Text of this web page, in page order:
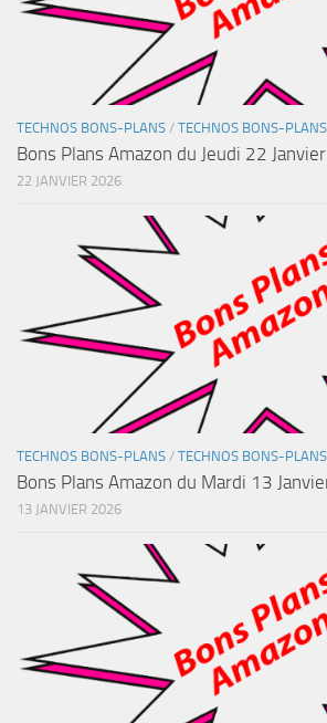
TECHNOS BONS-PLANS / TECHNOS BONS-
Bons Plans Amazon du Jeudi 22
22 JANVIER 2026
TECHNOS BONS-PLANS / TECHNOS BONS-
Bons Plans Amazon du Mardi 13
13 JANVIER 2026